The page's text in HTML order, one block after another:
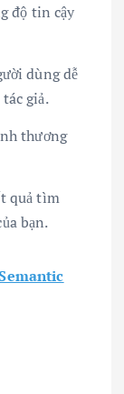
độ tin cậy
dùng dễ
giả.
thương
quả tìm
bạn.